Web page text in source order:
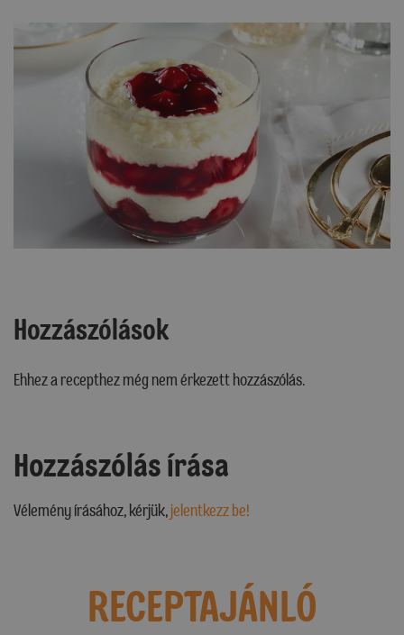
Hozzászólások
Ehhez a recepthez még nem érkezett hozzászólás.
Hozzászólás írása
Vélemény írásához, kérjük,jelentkezz be!
RECEPTAJÁNLÓ